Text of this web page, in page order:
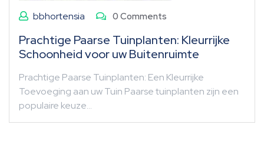
bbhortensia 0 Comments
Prachtige Paarse Tuinplanten: Kleurrijke
Schoonheid voor uw Buitenruimte
Prachtige Paarse Tuinplanten: Een Kleurrijke
Toevoeging aan uw Tuin Paarse tuinplanten zijn een
populaire keuze…